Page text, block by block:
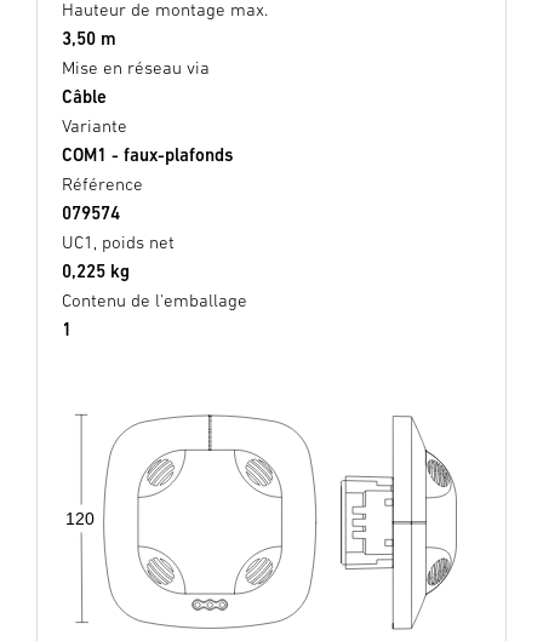
Hauteur de montage max.
3,50 m
Mise en réseau via
Câble
Variante
COM1 - faux-plafonds
Référence
079574
UC1, poids net
0,225 kg
Contenu de l'emballage
1
120